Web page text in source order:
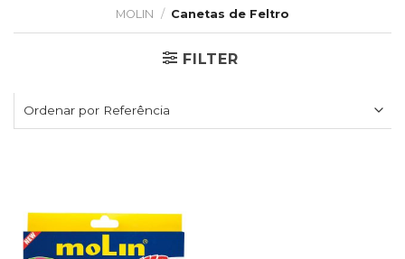
MOLIN / Canetas de Feltro
FILTER